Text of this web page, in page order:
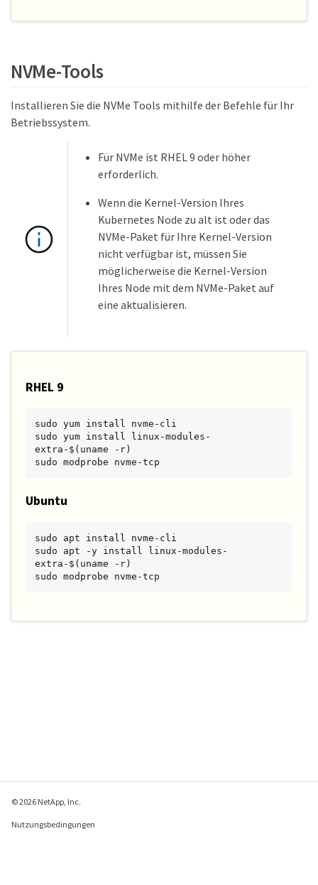
NVMe-Tools
Installieren Sie die NVMe Tools mithilfe der Befehle für Ihr
Betriebssystem.
Für NVMe ist RHEL 9 oder höher
erforderlich.
Wenn die Kernel-Version Ihres
Kubernetes Node zu alt ist oder das
NVMe-Paket für Ihre Kernel-Version
nicht verfügbar ist, müssen Sie
möglicherweise die Kernel-Version
Ihres Node mit dem NVMe-Paket auf
eine aktualisieren.
RHEL 9
sudo yum install nvme-cli
sudo yum install linux-modules-
extra-$(uname -r)
sudo modprobe nvme-tcp
Ubuntu
sudo apt install nvme-cli
sudo apt -y install linux-modules-
extra-$(uname -r)
sudo modprobe nvme-tcp
© 2026 NetApp, Inc.
Nutzungsbedingungen